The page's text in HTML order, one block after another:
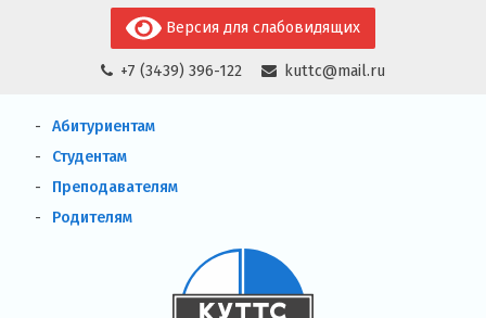
+7 (3439) 396-122 kuttc@mail.ru
Версия для слабовидящих
Абитуриентам
Студентам
Преподавателям
Родителям